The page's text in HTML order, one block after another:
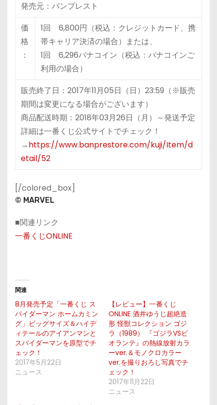
発売元：バンプレスト
価
格
：
1回 6,800円（税込：クレジットカード、携
帯キャリア決済の場合）または、
1回 6,296バナコイン（税込：バナコインご
利用の場合）
販売終了日：2017年11月05日（日）23:59（※販売
期間は変更になる場合がございます）
商品配送時期：2018年03月26日（月）～発送予定
詳細は一番くじ公式サイトでチェック！
→https://www.banprestore.com/kuji/Item/d
etail/52
[/colored_box]
© MARVEL
■関連リンク
一番くじONLINE
関連
8月発売予定「一番くじ ス
パイダーマン ホームカミン
グ」ビッグサイズ＆ハイデ
ィテールのアイアンマンと
スパイダーマンを原型でチ
ェック！
2017年5月22日
ニュース
【レビュー】一番くじ
ONLINE 酒井ゆうじ超絶造
形 怪獣コレクション ゴジ
ラ（1989） 『ゴジラVSビ
オランテ』の熱線放射カラ
ーver.＆モノクロカラー
ver.を撮りおろし写真でチ
ェック！
2017年11月22日
ニュース